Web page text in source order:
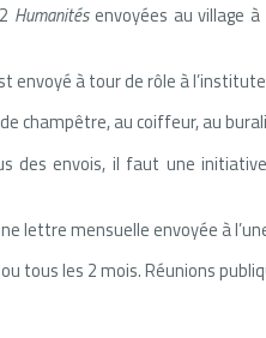
Humanitésenvoyées au village
envoyé à tour de rôle à
champêtre, au coiffeur, au
des envois, il faut une
lettre mensuelle envoyée à
tous les 2 mois. Réunions